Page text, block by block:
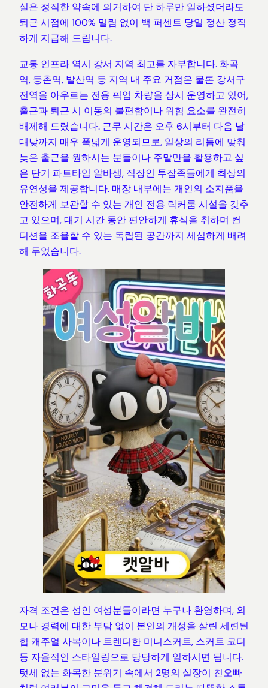
실은 정직한 약속에 의거하여 단 하루만 일하셨더라도
퇴근 시점에 100% 밀림 없이 백 퍼센트 당일 정산 정직
하게 지급해 드립니다.
교통 인프라 역시 강서 지역 최고를 자부합니다. 화곡
역, 등촌역, 발산역 등 지역 내 주요 거점은 물론 강서구
전역을 아우르는 전용 픽업 차량을 상시 운영하고 있어,
출근과 퇴근 시 이동의 불편함이나 위험 요소를 완전히
배제해 드렸습니다. 근무 시간은 오후 6시부터 다음 날
대낮까지 매우 폭넓게 운영되므로, 일상의 리듬에 맞춰
늦은 출근을 원하시는 분들이나 주말만을 활용하고 싶
은 단기 파트타임 알바생, 직장인 투잡족들에게 최상의
유연성을 제공합니다. 매장 내부에는 개인의 소지품을
안전하게 보관할 수 있는 개인 전용 락커룸 시설을 갖추
고 있으며, 대기 시간 동안 편안하게 휴식을 취하며 컨
디션을 조율할 수 있는 독립된 공간까지 세심하게 배려
해 두었습니다.
자격 조건은 성인 여성분들이라면 누구나 환영하며, 외
모나 경력에 대한 부담 없이 본인의 개성을 살린 세련된
힙 캐주얼 사복이나 트렌디한 미니스커트, 스커트 코디
등 자율적인 스타일링으로 당당하게 일하시면 됩니다.
텃세 없는 화목한 분위기 속에서 2명의 실장이 친오빠